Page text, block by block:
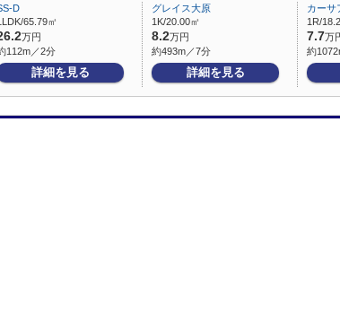
D
65.79㎡
万円
112m／2分
詳細を見る
グレイス大原
1K/20.00㎡
8.2万円
約493m／7分
詳細を見る
カーサ
1R/
7.7万
約